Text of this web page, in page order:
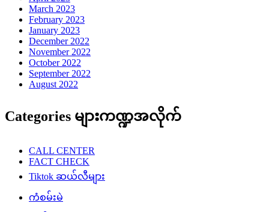
March 2023
February 2023
January 2023
December 2022
November 2022
October 2022
September 2022
August 2022
Categories များကဏ္ဍအလိုက်
CALL CENTER
FACT CHECK
Tiktok ဆယ်လီများ
ကံစမ်းမဲ